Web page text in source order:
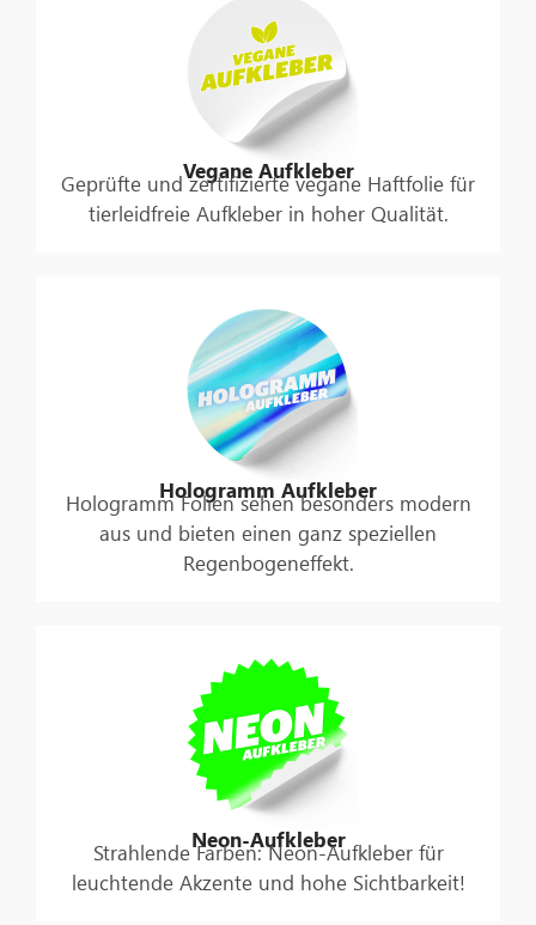
Vegane Aufkleber
Geprüfte und zertifizierte vegane Haftfolie für
tierleidfreie Aufkleber in hoher Qualität.
Hologramm Aufkleber
Hologramm Folien sehen besonders modern
aus und bieten einen ganz speziellen
Regenbogeneffekt.
Neon-Aufkleber
Strahlende Farben: Neon-Aufkleber für
leuchtende Akzente und hohe Sichtbarkeit!